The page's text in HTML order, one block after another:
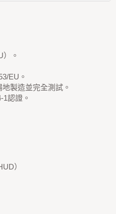
。
EU。
製造並完全測試。
認證。
）